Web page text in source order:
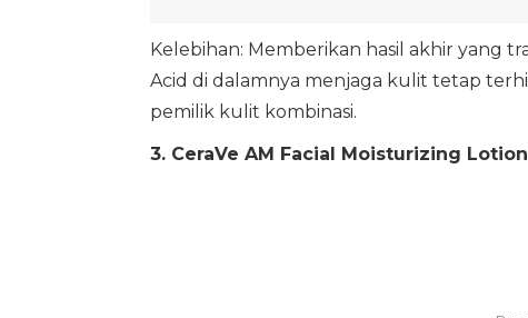
Kelebihan: Memberikan hasil akhir yang
Acid di dalamnya menjaga kulit tetap
pemilik kulit kombinasi.
3. CeraVe AM Facial Moisturizing